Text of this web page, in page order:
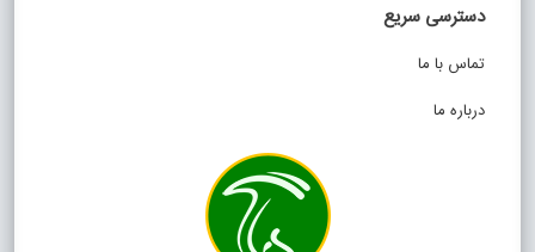
دسترسی سریع
تماس با ما
درباره ما